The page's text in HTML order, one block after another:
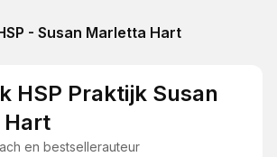
- Susan Marletta Hart
HSP Praktijk Susan
en bestsellerauteur